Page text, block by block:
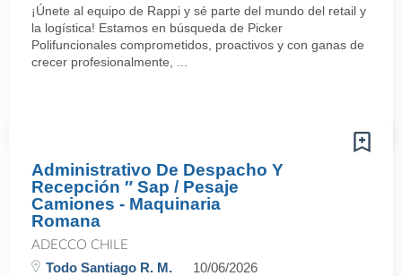
¡Únete al equipo de Rappi y sé parte del mundo del retail y
la logística! Estamos en búsqueda de Picker
Polifuncionales comprometidos, proactivos y con ganas de
crecer profesionalmente, ...
Administrativo De Despacho Y
Recepción ″ Sap / Pesaje
Camiones - Maquinaria
Romana
ADECCO CHILE
Todo Santiago R. M. 10/06/2026